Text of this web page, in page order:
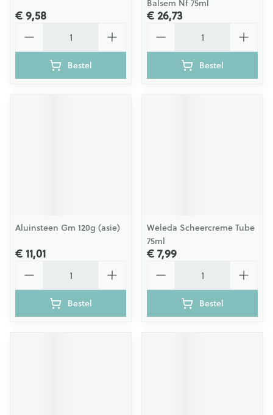
€ 9,58
Bestel
Balsem Nf 75ml
€ 26,73
Bestel
Aluinsteen Gm 120g (asie)
€ 11,01
Bestel
Weleda Scheercreme Tube
75ml
€ 7,99
Bestel